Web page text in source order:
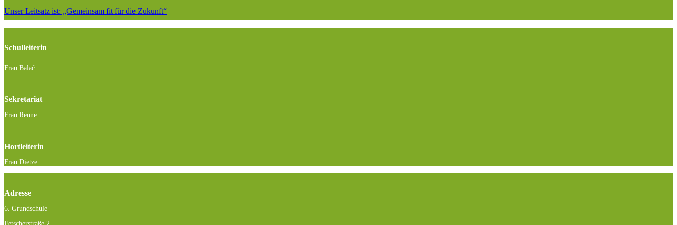
Unser Leitsatz ist: „Gemeinsam fit für die Zukunft“
Schulleiterin
Frau Balać
Sekretariat
Frau Renne
Hortleiterin
Frau Dietze
Adresse
6. Grundschule